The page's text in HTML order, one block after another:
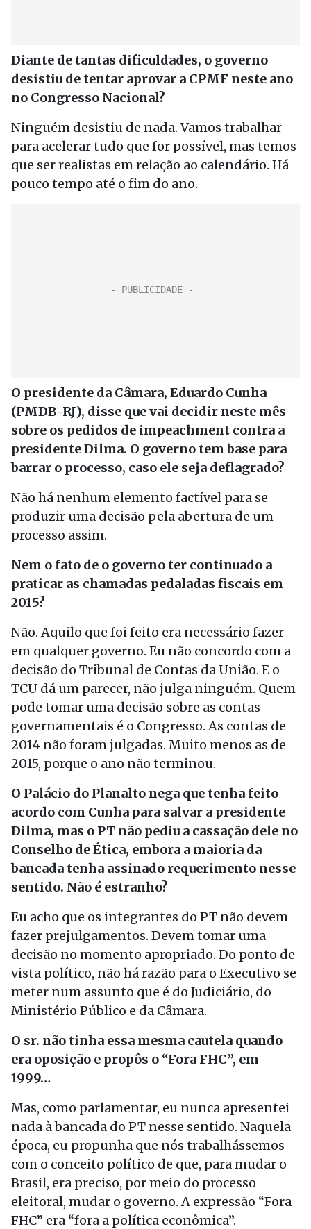
Diante de tantas dificuldades, o governo
desistiu de tentar aprovar a CPMF neste ano
no Congresso Nacional?
Ninguém desistiu de nada. Vamos trabalhar
para acelerar tudo que for possível, mas temos
que ser realistas em relação ao calendário. Há
pouco tempo até o fim do ano.
O presidente da Câmara, Eduardo Cunha
(PMDB-RJ), disse que vai decidir neste mês
sobre os pedidos de impeachment contra a
presidente Dilma. O governo tem base para
barrar o processo, caso ele seja deflagrado?
Não há nenhum elemento factível para se
produzir uma decisão pela abertura de um
processo assim.
Nem o fato de o governo ter continuado a
praticar as chamadas pedaladas fiscais em
2015?
Não. Aquilo que foi feito era necessário fazer
em qualquer governo. Eu não concordo com a
decisão do Tribunal de Contas da União. E o
TCU dá um parecer, não julga ninguém. Quem
pode tomar uma decisão sobre as contas
governamentais é o Congresso. As contas de
2014 não foram julgadas. Muito menos as de
2015, porque o ano não terminou.
O Palácio do Planalto nega que tenha feito
acordo com Cunha para salvar a presidente
Dilma, mas o PT não pediu a cassação dele no
Conselho de Ética, embora a maioria da
bancada tenha assinado requerimento nesse
sentido. Não é estranho?
Eu acho que os integrantes do PT não devem
fazer prejulgamentos. Devem tomar uma
decisão no momento apropriado. Do ponto de
vista político, não há razão para o Executivo se
meter num assunto que é do Judiciário, do
Ministério Público e da Câmara.
O sr. não tinha essa mesma cautela quando
era oposição e propôs o “Fora FHC”, em
1999…
Mas, como parlamentar, eu nunca apresentei
nada à bancada do PT nesse sentido. Naquela
época, eu propunha que nós trabalhássemos
com o conceito político de que, para mudar o
Brasil, era preciso, por meio do processo
eleitoral, mudar o governo. A expressão “Fora
FHC” era “fora a política econômica”.